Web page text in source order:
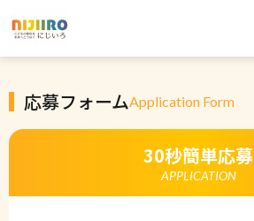
応募フォームApplication Form
30秒簡単応募
APPLICATION